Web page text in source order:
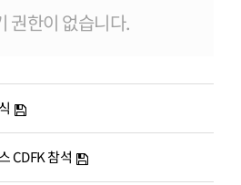
권한이 없습니다.
CDFK 참석